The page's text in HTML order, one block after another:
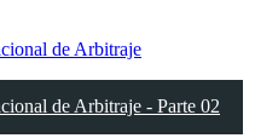
de Arbitraje
de Arbitraje - Parte 02